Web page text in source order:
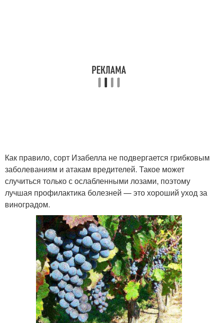
Как правило, сорт Изабелла не подвергается грибковым
заболеваниям и атакам вредителей. Такое может
случиться только с ослабленными лозами, поэтому
лучшая профилактика болезней — это хороший уход за
виноградом.